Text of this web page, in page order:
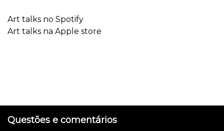
Art talks no Spotify
Art talks na Apple store
Questões e comentários